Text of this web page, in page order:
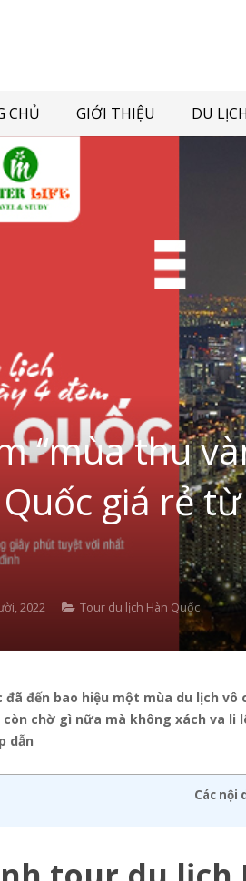
CHỦ GIỚI THIỆU DU LỊCH
“mùa thu
giá rẻ
2022 Tour du lịch Hàn Quốc
đã đến bao hiệu một mùa du lịch
còn chờ gì nữa mà không xách va
dẫn
Các nội